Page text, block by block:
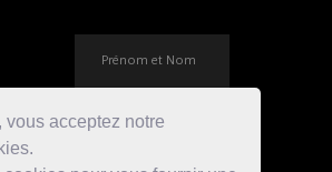
vous acceptez notre